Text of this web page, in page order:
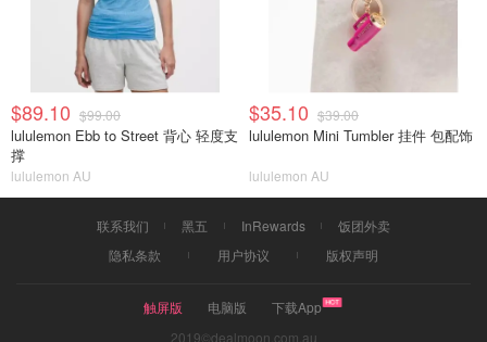
$89.10 $99.00
lululemon Ebb to Street 背心 轻度支
撑
lululemon AU
$35.10 $39.00
lululemon Mini Tumbler 挂件 包配饰
lululemon AU
联系我们 黑五 InRewards
饭团外卖
隐私条款
用户协议 版权声明
触屏版 电脑版
下载App
2019©dealmoon.com.au